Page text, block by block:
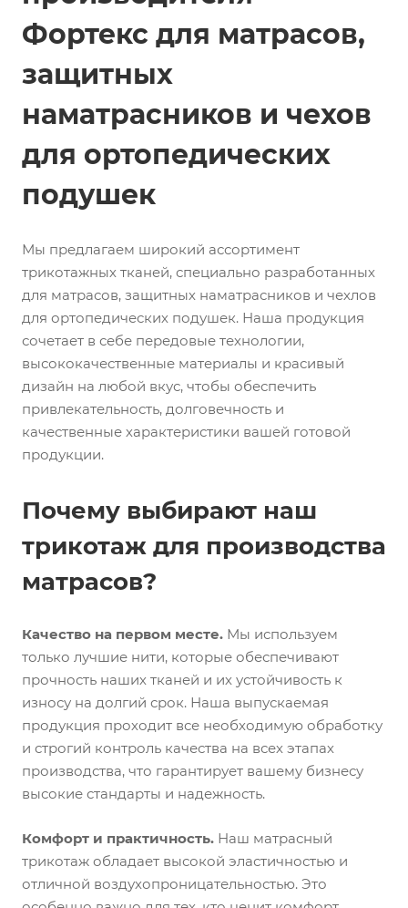
Фортекс для матрасов,
защитных
наматрасников и чехов
для ортопедических
подушек
Мы предлагаем широкий ассортимент
трикотажных тканей, специально разработанных
для матрасов, защитных наматрасников и чехлов
для ортопедических подушек. Наша продукция
сочетает в себе передовые технологии,
высококачественные материалы и красивый
дизайн на любой вкус, чтобы обеспечить
привлекательность, долговечность и
качественные характеристики вашей готовой
продукции.
Почему выбирают наш
трикотаж для производства
матрасов?
Качество на первом месте. Мы используем
только лучшие нити, которые обеспечивают
прочность наших тканей и их устойчивость к
износу на долгий срок. Наша выпускаемая
продукция проходит все необходимую обработку
и строгий контроль качества на всех этапах
производства, что гарантирует вашему бизнесу
высокие стандарты и надежность.
Комфорт и практичность. Наш матрасный
трикотаж обладает высокой эластичностью и
отличной воздухопроницательностью. Это